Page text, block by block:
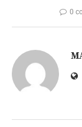
0